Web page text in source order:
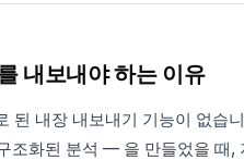
내보내야 하는 이유
된 내장 내보내기 기능이 없습
조화된 분석 — 을 만들었을 때,